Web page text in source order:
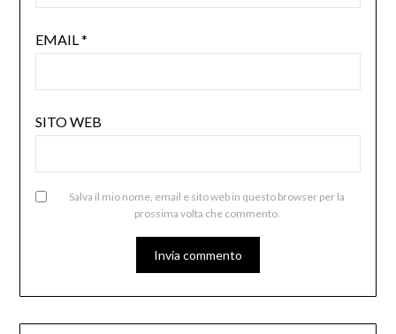
EMAIL*
SITO WEB
Salva il mio nome, email e sito web in questo browser per la
prossima volta che commento.